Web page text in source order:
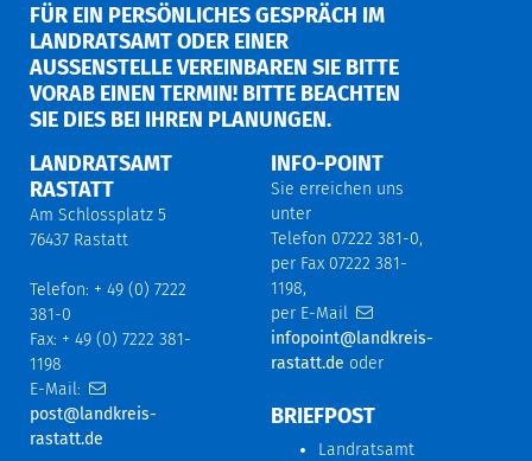
FÜR EIN PERSÖNLICHES GESPRÄCH IM
LANDRATSAMT ODER EINER
AUSSENSTELLE VEREINBAREN SIE BITTE V
ORAB EINEN TERMIN! BITTE BEACHTEN S
IE DIES BEI IHREN PLANUNGEN.
LANDRATSAMT
RASTATT
Am Schlossplatz 5
76437 Rastatt
Telefon: + 49 (0) 7222
381-0
Fax: + 49 (0) 7222 381-
1198
E-Mail:
post@landkreis-
rastatt.de
INFO-POINT
Sie erreichen uns
unter
Telefon 07222 381-0,
per Fax 07222 381-
1198,
per E-Mail
infopoint@landkreis-
rastatt.de oder
BRIEFPOST
Landratsamt